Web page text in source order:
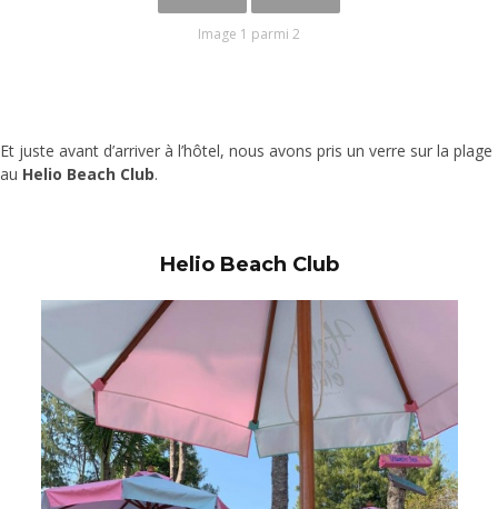
Image 1 parmi 2
Et juste avant d’arriver à l’hôtel, nous avons pris un verre sur la plage
au Helio Beach Club.
Helio Beach Club